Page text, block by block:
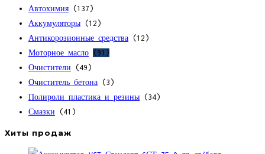
Автохимия (137)
Аккумуляторы (12)
Антикорозионные средства (12)
Моторное масло (91)
Очистители (49)
Очиститель бетона (3)
Полироли пластика и резины (34)
Смазки (41)
Хиты продаж